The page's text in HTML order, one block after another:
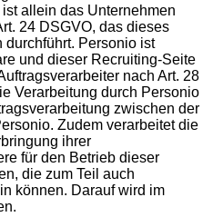
allein das Unternehmen
24 DSGVO, das dieses
Personio ist
und dieser Recruiting-Seite
nach Art. 28
Verarbeitung durch Personio
zwischen der
Zudem verarbeitet die
ihrer
für den Betrieb dieser
die zum Teil auch
können. Darauf wird im